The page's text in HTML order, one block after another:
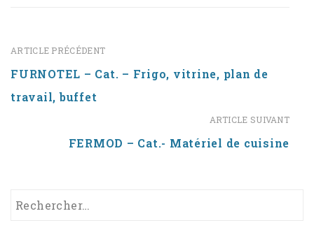
ARTICLE PRÉCÉDENT
FURNOTEL – Cat. – Frigo, vitrine, plan de
travail, buffet
ARTICLE SUIVANT
FERMOD – Cat.- Matériel de cuisine